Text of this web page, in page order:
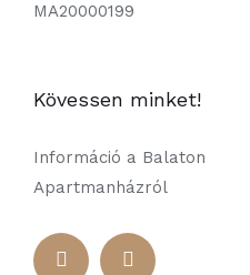
MA20000199
Kövessen minket!
Információ a Balaton
Apartmanházról